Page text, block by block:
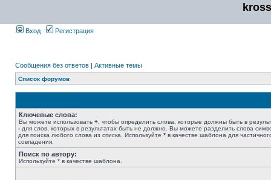
Вход Регистрация
Сообщения без ответов | Активные темы
Список форумов
Ключевые слова:
Вы можете использовать + , чтобы определить слова, которые должны быть в
- для слов, которых в результатах быть не должно. Вы можете разделить слова
для поиска любого слова из списка. Используйте * в качестве шаблона для
совпадения.
Поиск по автору:
Используйте * в качестве шаблона.